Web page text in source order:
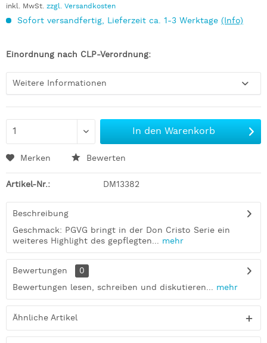
inkl. MwSt. zzgl. Versandkosten
Sofort versandfertig, Lieferzeit ca. 1-3 Werktage (Info)
Einordnung nach CLP-Verordnung:
Weitere Informationen
In den Warenkorb
Merken Bewerten
Artikel-Nr.: DM13382
Beschreibung
Geschmack: PGVG bringt in der Don Cristo Serie ein
weiteres Highlight des gepflegten... mehr
Bewertungen
0
Bewertungen lesen, schreiben und diskutieren... mehr
Ähnliche Artikel